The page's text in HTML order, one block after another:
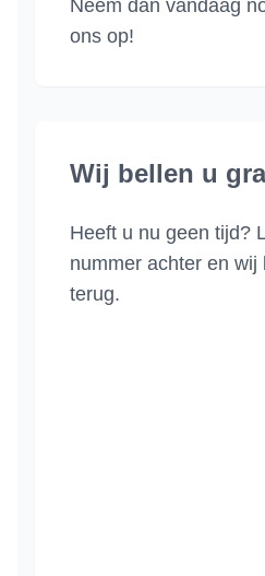
Neem dan vandaag
ons op!
Wij bellen u
Heeft u nu geen tijd?
nummer achter en wij
terug.